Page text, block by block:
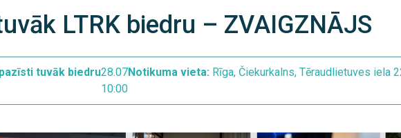
LTRK biedru – ZVAIGZNĀJS
tuvāk biedru28.07
10:00
Notikuma vieta: Rīga, Čiekurkalns, Tēraudlietuves iela